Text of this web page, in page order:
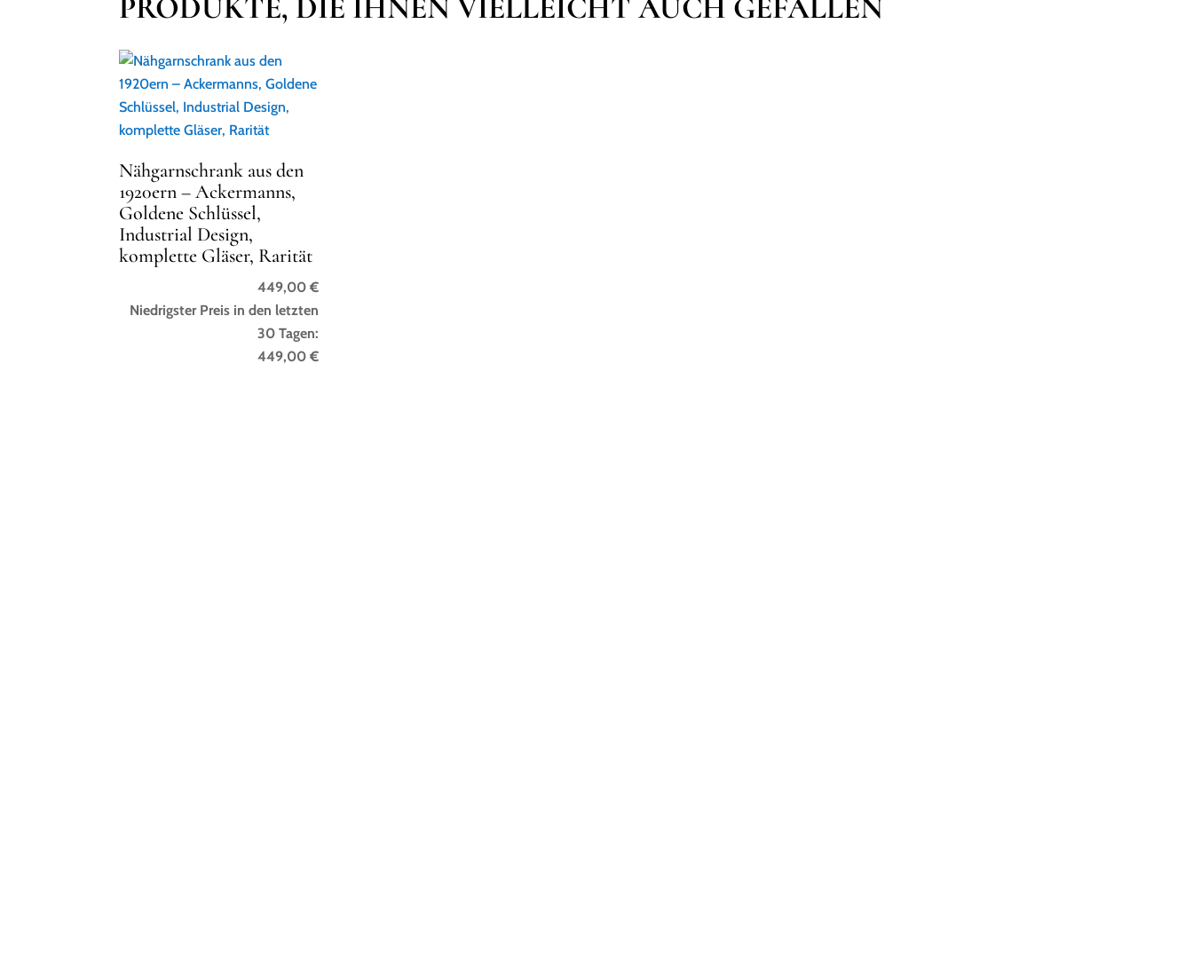
PRODUKTE, DIE IHNEN VIELLEICHT AUCH GEFALLEN
Nähgarnschrank aus den
1920ern – Ackermanns,
Goldene Schlüssel,
Industrial Design,
komplette Gläser, Rarität
449,00 €
Niedrigster Preis in den letzten
30 Tagen:
449,00 €